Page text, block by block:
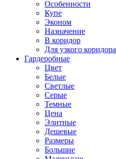
Особенности
Купе
Эконом
Назначение
В коридор
Для узкого коридора
Гардеробные
Цвет
Белые
Светлые
Серые
Темные
Цена
Элитные
Дешевые
Размеры
Большие